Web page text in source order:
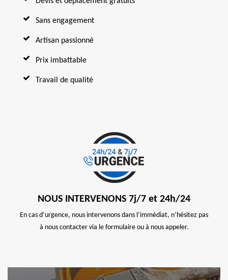
Sans engagement
Artisan passionné
Prix imbattable
Travail de qualité
NOUS INTERVENONS 7j/7 et 24h/24
En cas d’urgence, nous intervenons dans l’immédiat, n’hésitez pas
à nous contacter via le formulaire ou à nous appeler.